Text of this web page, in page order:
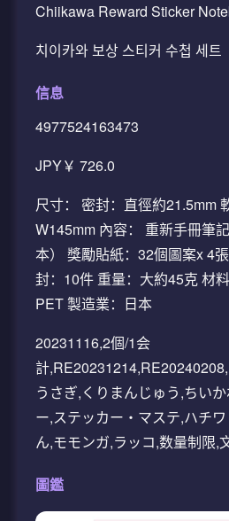
Chiikawa Reward Sticker
치이카와 보상 스티커 수첩 세트
信息
4977524163473
JPY￥ 726.0
尺寸： 密封：直徑約21.5mm
W145mm 內容： 重新手冊筆
本） 獎勵貼紙：32個圖案x 4
封：10件 重量：大約45克 材
PET 製造業：日本
20231116,2個/1会
計
うさぎ,くりまんじゅう,ちい
ー,ステッカー・マステ,ハチ
ん,モモンガ,ラッコ,数量制限,
圖鑑